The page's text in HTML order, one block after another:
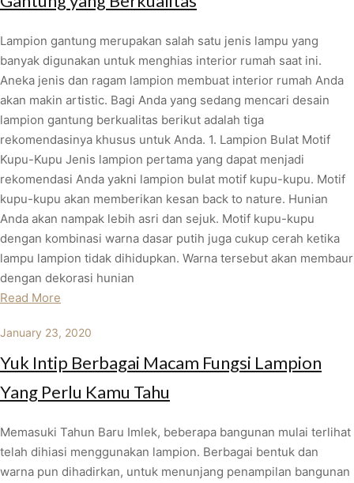
Lampion gantung merupakan salah satu jenis lampu yang
banyak digunakan untuk menghias interior rumah saat ini.
Aneka jenis dan ragam lampion membuat interior rumah Anda
akan makin artistic. Bagi Anda yang sedang mencari desain
lampion gantung berkualitas berikut adalah tiga
rekomendasinya khusus untuk Anda. 1. Lampion Bulat Motif
Kupu-Kupu Jenis lampion pertama yang dapat menjadi
rekomendasi Anda yakni lampion bulat motif kupu-kupu. Motif
kupu-kupu akan memberikan kesan back to nature. Hunian
Anda akan nampak lebih asri dan sejuk. Motif kupu-kupu
dengan kombinasi warna dasar putih juga cukup cerah ketika
lampu lampion tidak dihidupkan. Warna tersebut akan membaur
dengan dekorasi hunian
Read More
January 23, 2020
Yuk Intip Berbagai Macam Fungsi Lampion
Yang Perlu Kamu Tahu
Memasuki Tahun Baru Imlek, beberapa bangunan mulai terlihat
telah dihiasi menggunakan lampion. Berbagai bentuk dan
warna pun dihadirkan, untuk menunjang penampilan bangunan